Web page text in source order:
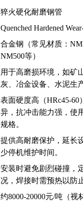
猝火硬化耐磨钢管
Quenched Hardened
合金钢（常见材质：
NM500等）
用于高磨损环境，如矿
灰、冶金设备、水泥生
表面硬度高（HRc45-60
异，抗冲击能力强，使
规格。
提供高耐磨保护，延长
少停机维护时间。
安装时避免剧烈碰撞，
况，焊接时需预热以防
约8000-20000元/吨（视